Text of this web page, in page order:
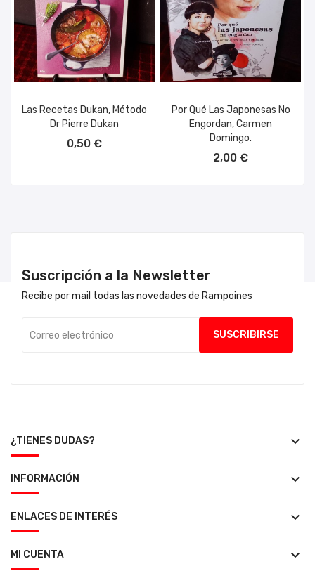
Las Recetas Dukan, Método
Dr Pierre Dukan
0,50 €
Por Qué Las Japonesas No
Engordan, Carmen
Domingo.
2,00 €
Suscripción a la Newsletter
Recibe por mail todas las novedades de Rampoines
¿TIENES DUDAS? keyboard_arrow_down
INFORMACIÓN keyboard_arrow_down
ENLACES DE INTERÉS keyboard_arrow_down
MI CUENTA keyboard_arrow_down